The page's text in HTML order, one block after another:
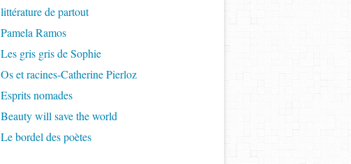
littérature de partout
Pamela Ramos
Les gris gris de Sophie
Os et racines-Catherine Pierloz
Esprits nomades
Beauty will save the world
Le bordel des poètes